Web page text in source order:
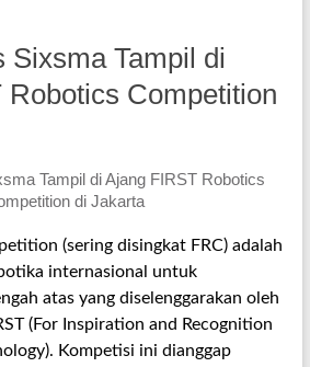
Sixsma Tampil di
Competition
(sering disingkat FRC) adalah
internasional untuk
atas yang diselenggarakan oleh
(For Inspiration and Recognition
Kompetisi ini dianggap